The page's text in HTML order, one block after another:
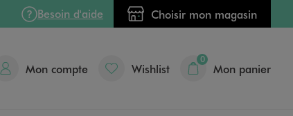
Besoin d'aide Choisir mon magasin
Mon compte Wishlist
0
Mon panier